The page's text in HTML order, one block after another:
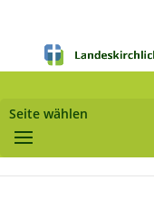
Seite wählen